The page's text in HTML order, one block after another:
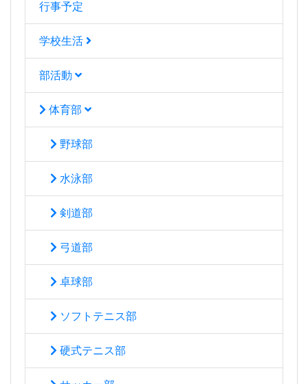
行事予定
学校生活
部活動
体育部
野球部
水泳部
剣道部
弓道部
卓球部
ソフトテニス部
硬式テニス部